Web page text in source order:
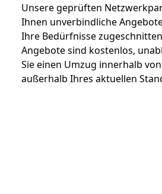
Unsere geprüften
Ihnen unverbindliche
Ihre Bedürfnisse
Angebote sind kostenlos,
Sie einen Umzug innerhalb
außerhalb Ihres aktuellen